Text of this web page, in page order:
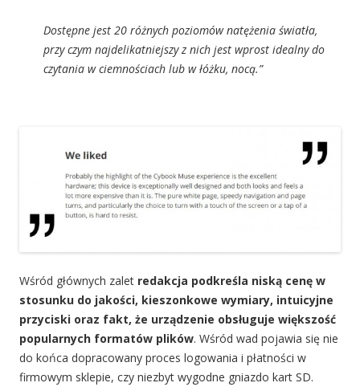
Dostępne jest 20 różnych poziomów natężenia światła,
przy czym najdelikatniejszy z nich jest wprost idealny do
czytania w ciemnościach lub w łóżku, nocą.”
Wśród głównych zalet redakcja podkreśla niską cenę w
stosunku do jakości, kieszonkowe wymiary, intuicyjne
przyciski oraz fakt, że urządzenie obsługuje większość
popularnych formatów plików. Wśród wad pojawia się nie
do końca dopracowany proces logowania i płatności w
firmowym sklepie, czy niezbyt wygodne gniazdo kart SD.